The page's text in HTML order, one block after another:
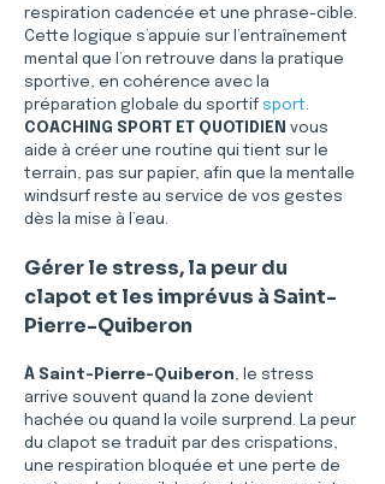
respiration cadencée et une phrase-cible.
Cette logique s’appuie sur l’entraînement
mental que l’on retrouve dans la pratique
sportive, en cohérence avec la
préparation globale du sportif sport.
COACHING SPORT ET QUOTIDIEN vous
aide à créer une routine qui tient sur le
terrain, pas sur papier, afin que la mentalle
windsurf reste au service de vos gestes
dès la mise à l’eau.
Gérer le stress, la peur du
clapot et les imprévus à Saint-
Pierre-Quiberon
À Saint-Pierre-Quiberon, le stress
arrive souvent quand la zone devient
hachée ou quand la voile surprend. La peur
du clapot se traduit par des crispations,
une respiration bloquée et une perte de